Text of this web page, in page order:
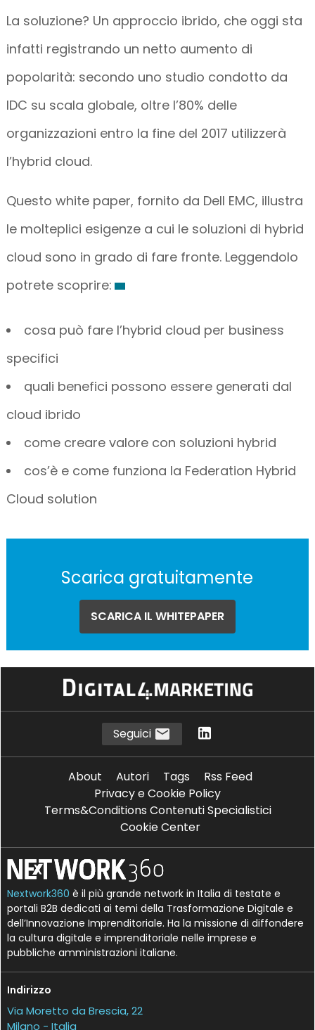
La soluzione? Un approccio ibrido, che oggi sta
infatti registrando un netto aumento di
popolarità: secondo uno studio condotto da
IDC su scala globale, oltre l’80% delle
organizzazioni entro la fine del 2017 utilizzerà
l’hybrid cloud.
Questo white paper, fornito da Dell EMC, illustra
le molteplici esigenze a cui le soluzioni di hybrid
cloud sono in grado di fare fronte. Leggendolo
potrete scoprire:
cosa può fare l’hybrid cloud per business
specifici
quali benefici possono essere generati dal
cloud ibrido
come creare valore con soluzioni hybrid
cos’è e come funziona la Federation Hybrid
Cloud solution
Scarica gratuitamente
SCARICA IL WHITEPAPER
Seguici
About Autori Tags
Rss Feed
Privacy e Cookie Policy
Terms&Conditions Contenuti Specialistici
Cookie Center
Nextwork360 è il più grande network in Italia di testate e
portali B2B dedicati ai temi della Trasformazione Digitale e
dell’Innovazione Imprenditoriale. Ha la missione di diffondere
la cultura digitale e imprenditoriale nelle imprese e
pubbliche amministrazioni italiane.
Indirizzo
Via Moretto da Brescia, 22
Milano - Italia